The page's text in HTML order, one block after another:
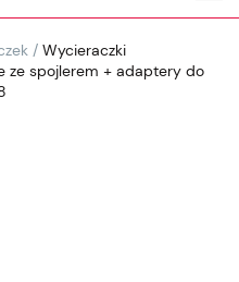
/ Wycieraczki
ze spojlerem + adaptery do